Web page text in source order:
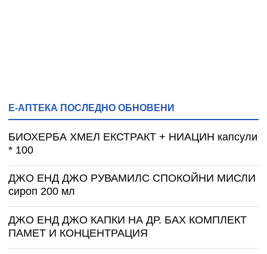
Е-АПТЕКА ПОСЛЕДНО ОБНОВЕНИ
БИОХЕРБА ХМЕЛ ЕКСТРАКТ + НИАЦИН капсули
* 100
ДЖО ЕНД ДЖО РУВАМИЛС СПОКОЙНИ МИСЛИ
сироп 200 мл
ДЖО ЕНД ДЖО КАПКИ НА ДР. БАХ КОМПЛЕКТ
ПАМЕТ И КОНЦЕНТРАЦИЯ